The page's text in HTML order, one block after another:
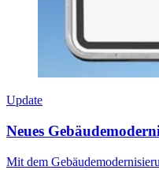
Update
Neues
Mit dem